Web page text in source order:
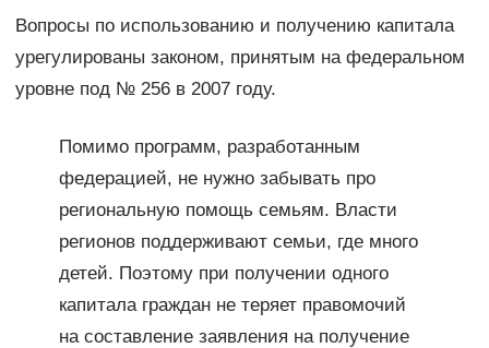
Вопросы по использованию и получению капитала
урегулированы законом, принятым на федеральном
уровне под № 256 в 2007 году.
Помимо программ, разработанным
федерацией, не нужно забывать про
региональную помощь семьям. Власти
регионов поддерживают семьи, где много
детей. Поэтому при получении одного
капитала граждан не теряет правомочий
на составление заявления на получение